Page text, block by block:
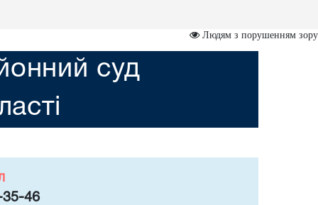
Людям з порушенням зору
суд
35-46